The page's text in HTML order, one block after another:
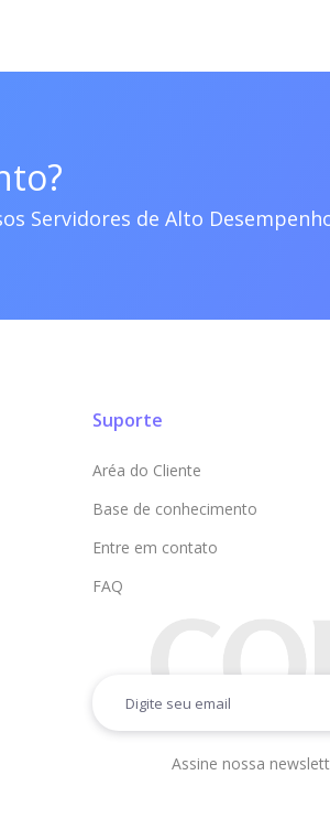
Servidores de Alto
Suporte
Aréa do Cliente
Base de conhecimento
Entre em contato
FAQ
Assine nossa